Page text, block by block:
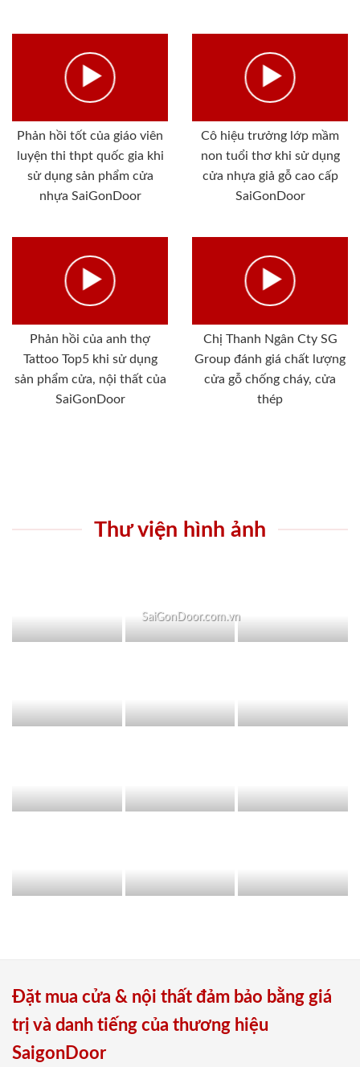
Phản hồi tốt của giáo viên
luyện thi thpt quốc gia khi
sử dụng sản phẩm cửa
nhựa SaiGonDoor
Cô hiệu trưởng lớp mầm
non tuổi thơ khi sử dụng
cửa nhựa giả gỗ cao cấp
SaiGonDoor
Phản hồi của anh thợ
Tattoo Top5 khi sử dụng
sản phẩm cửa, nội thất của
SaiGonDoor
Chị Thanh Ngân Cty SG
Group đánh giá chất lượng
cửa gỗ chống cháy, cửa
thép
Thư viện hình ảnh
SaiGonDoor.com.vn
Đặt mua cửa & nội thất đảm bảo bằng giá
trị và danh tiếng của thương hiệu
SaigonDoor